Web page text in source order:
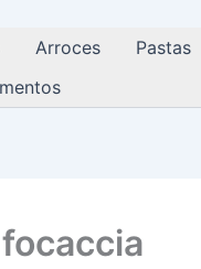
Arroces Pastas